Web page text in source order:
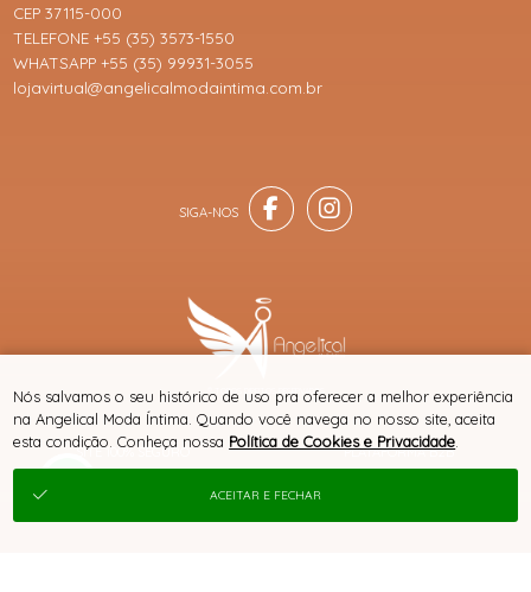
SITE 100% SEGURO PLATAFORMA B2B
CEP 37115-000
TELEFONE +55 (35) 3573-1550
WHATSAPP +55 (35) 99931-3055
lojavirtual@angelicalmodaintima.com.br
® TODOS DIREITOS RESERVADOS
Nós salvamos o seu histórico de uso pra oferecer a melhor experiência
na Angelical Moda Íntima. Quando você navega no nosso site, aceita
esta condição. Conheça nossa Política de Cookies e Privacidade
ACEITAR E FECHAR